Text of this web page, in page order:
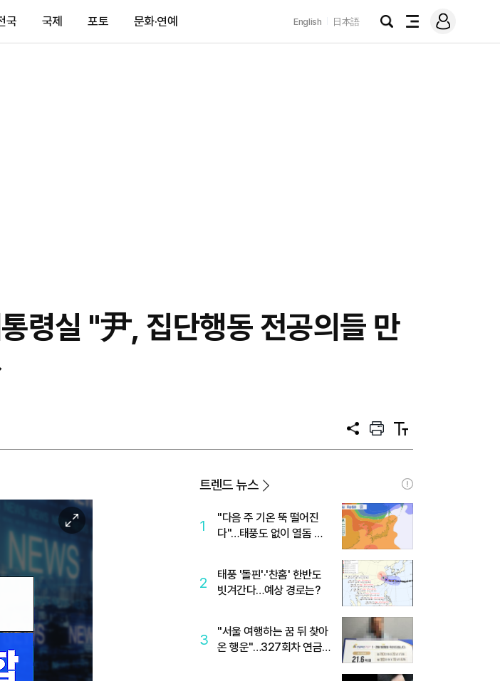
국 국제 포토 문화·연예 English 日本語
검
전
메
그
령실 "尹, 집단행동 전공의들 만
공
프
트
텍
트
이
미
지
확
트렌드 뉴스
1
"다음 주 기온 뚝 떨어진
다"…태풍도 없이 열돔 박
2
태풍 '돌핀'·'찬홈' 한반도
빗겨간다…예상 경로는?
3
"서울 여행하는 꿈 뒤 찾아
온 행운"…327회차 연금